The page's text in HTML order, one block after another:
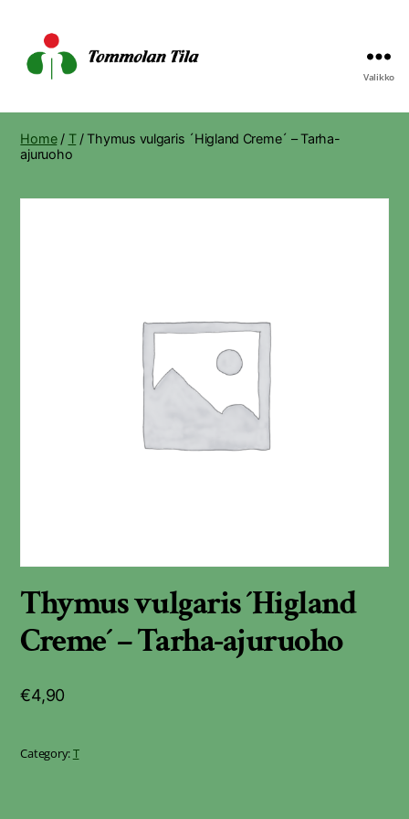
Tila
Valikko
Home/ T/ Thymus vulgaris ´Higland Creme´ – Tarha-
ajuruoho
Thymus vulgaris ´Higland
Creme´ – Tarha-ajuruoho
€4,90
Category:T